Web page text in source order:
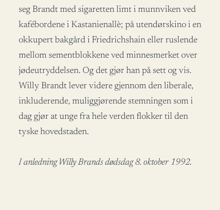
seg Brandt med sigaretten limt i munnviken ved
kafébordene i Kastanienallè; på utendørskino i en
okkupert bakgård i Friedrichshain eller ruslende
mellom sementblokkene ved minnesmerket over
jødeutryddelsen. Og det gjør han på sett og vis.
Willy Brandt lever videre gjennom den liberale,
inkluderende, muliggjørende stemningen som i
dag gjør at unge fra hele verden flokker til den
tyske hovedstaden.
I anledning Willy Brands dødsdag 8. oktober 1992.